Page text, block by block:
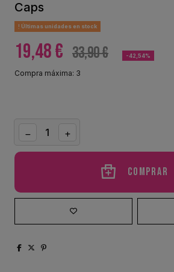
Caps
Últimas unidades en stock
19,48 € 33,90 € -42,54%
Compra máxima: 3
Comprar